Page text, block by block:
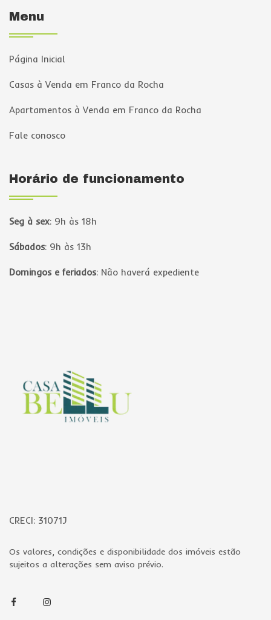
Menu
Página Inicial
Casas à Venda em Franco da Rocha
Apartamentos à Venda em Franco da Rocha
Fale conosco
Horário de funcionamento
Seg à sex: 9h às 18h
Sábados: 9h às 13h
Domingos e feriados: Não haverá expediente
CRECI: 31071J
Os valores, condições e disponibilidade dos imóveis estão
sujeitos a alterações sem aviso prévio.
FacebookInstagram